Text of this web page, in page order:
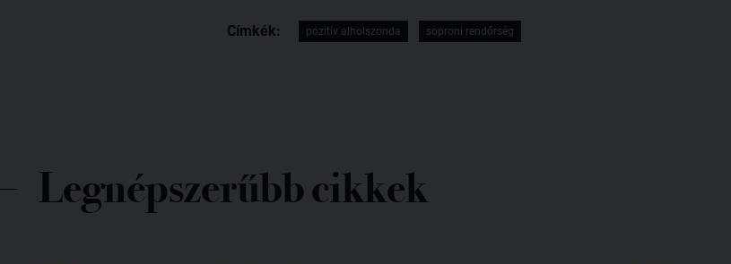
Címkék: pozitív alholszonda soproni rendőrség
Legnépszerűbb cikkek